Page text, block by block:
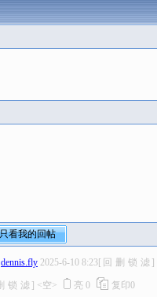
只看我的回帖
dennis.fly 2025-6-10 8:23[ 回 删 锁 滤 ]
锁 滤 ] <空> 亮 0 复印0